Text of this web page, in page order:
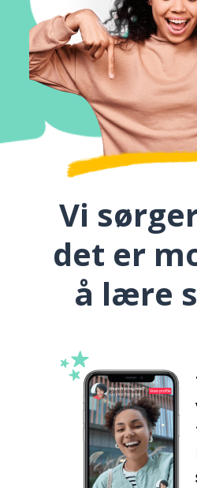
Vi
det er
å lære